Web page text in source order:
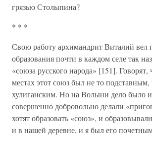
грязью Столыпина?
* * *
Свою работу архимандрит Виталий вел
образования почти в каждом селе так
«союза русского народа» [151]. Говорят,
местах этот союз был не то подставным,
хулиганским. Но на Волыни дело было
совершенно добровольно делали
хотят образовать «союз», и
и в нашей деревне, и я был его